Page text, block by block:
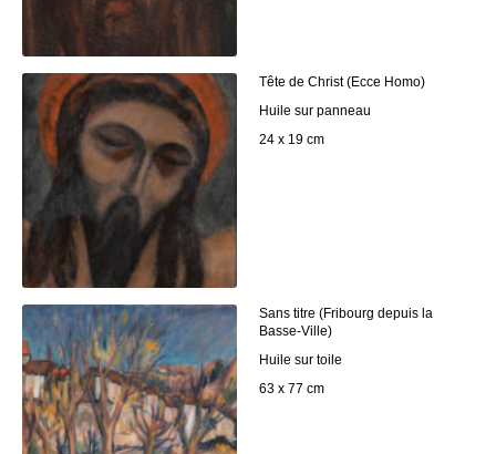
Tête de Christ (Ecce Homo)
Huile sur panneau
24 x 19 cm
Sans titre (Fribourg depuis la
Basse-Ville)
Huile sur toile
63 x 77 cm